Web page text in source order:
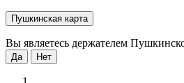
Пушкинская карта
Вы являетесь держателем
Да Нет